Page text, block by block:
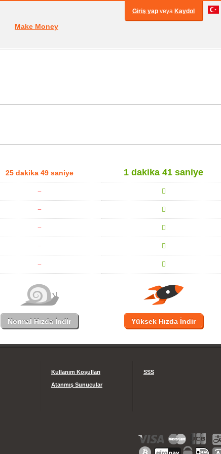
Giriş yap veya Kaydol
Make Money
25 dakika 49 saniye 1 dakika 41 saniye
Normal Hızda İndir Yüksek Hızda İndir
Kullanım Koşulları
Atanmış Sunucular
SSS